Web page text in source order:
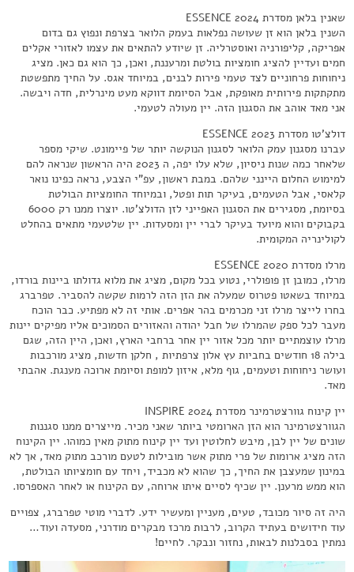
שאנין בלאן מסדרת ESSENCE 2024
השנין בלאן הוא זן שעושה נפלאות בעמק הלואר בצרפת ונפוץ גם בדום
אפריקה, קליפורניה ואוסטרליה. זן שיודע להתאים את עצמו לאזורי אקלים
חמים ועדיין להציג חומציות בולטת ומרעננת, ואכן, כך הוא גם כאן. מציג
ניחוחות פרחוניים לצד טעמי פירות לבנים, במיוחד אגס. על החיך מתפשטת
מתקתקות פירותית מאופקת, אבל הסיומת דווקא מעט מינרלית, חדה ויבשה.
אני מאד אוהב את הסגנון הזה. יין מעולה לטעמי.
דולצ'טו מסדרת ESSENCE 2023
עברנו מסגנון עמק הלואר לסגנון הנוקשה יותר של פיימונט. שיקי מספר
שלאחר כמה שנות ניסיון, שלא עלו יפה, ה 2023 היה הראשון שנראה להם
למימוש החלום היינני שלהם. במבת ראשון, עפ"י הצבע, נראה כפינו נואר
קלאסי, אבל הטעמים, בעיקר תות ופטל, ובמיוחד החומציות הבולטת
בסיומת, מסגירים את הסגנון האפייני לזן הדולצ'טו. יוצרו ממנו רק 6000
בקבוקים והוא מיועד בעיקר לברי יין ומסעדות. יין שלטעמי מתאים בהחלט
לקולינריה המקומית.
מרלו מסדרת ESSENCE 2020
מרלו, כמובן זן פופולרי, נטוע בכל מקום, מציג את מלוא גדולתו ביינות בורדו,
במיוחד בשאטו פטרוס שמעלה את הזן הזה לרמות שקשה להסביר. טפרברג
בחרו לייצר מרלו זני מכרמים בהר אפרים. אותי זה לא מפתיע. כבר הוכח
מעבר לכל ספק שהמרלו של חבל יהודה והאזורים הסמוכים אליו מפיקים יינות
מרלו עוצמתיים יותר מכל אזור יין אחר ברחבי הארץ, ואכן, היין הזה, שגם
בילה 18 חודשים בחביות עץ אלון צרפתיות , חלקן חדשות, מציג מורכבות
ועושר ניחוחות וטעמים, גוף מלא, איזון למופת וסיומת ארוכה מענגת. אהבתי
מאד.
יין קינוח גוורצטרמינר מסדרת INSPIRE 2024
הגוורצטרמינר הוא הזן הארומטי ביותר שאני מכיר. מייצרים ממנו סגננות
שונים של יין לבן, מיבש לחלוטין ועד יין קינוח מתוק מאין כמוהו. יין הקינוח
הזה מציג ארומות של פרי מתוק אשר מובילות לטעם מורכב מתוק מאד, אך לא
במינון שמעצבן את החיך, כך שהוא לא מכביד, ויחד עם חומציותו הבולטת,
הוא ממש מרענן. יין שכיף לסיים איתו ארוחה, עם הקינוח או לאחר האספרסו.
היה זה סיור מכובד, טעים, מעניין ומעשיר ידע. לדברי מוטי טפרברג, צפויים
עוד חידושים בעתיד הקרוב, לרבות מרכז מבקרים מודרני, מסעדה ועוד…
נמתין בסבלנות לבאות, נחזור ונבקר. לחיים!